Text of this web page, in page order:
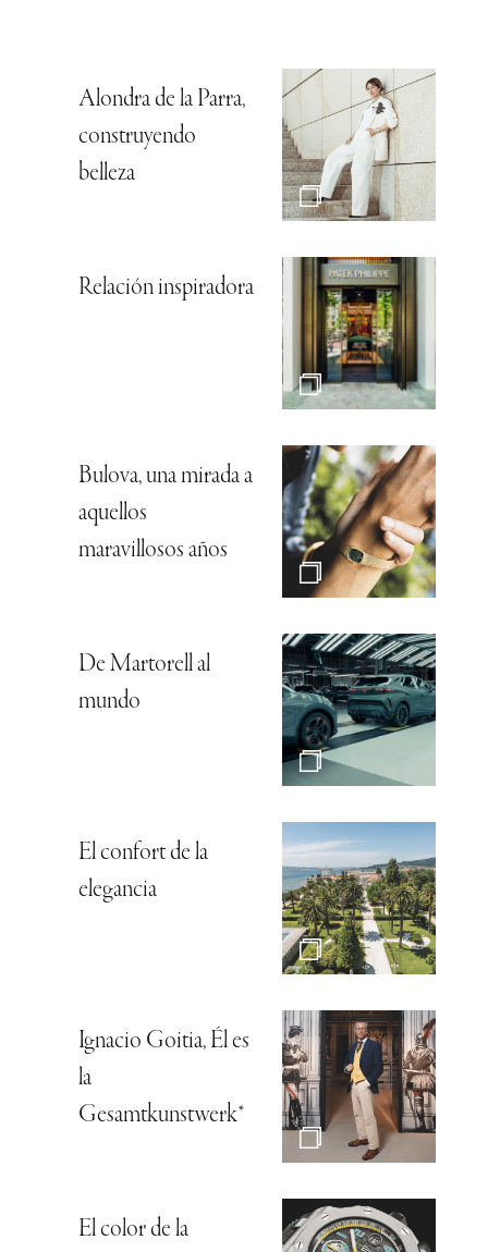
Alondra de la Parra,
construyendo
belleza
Relación inspiradora
Bulova, una mirada a
aquellos
maravillosos años
De Martorell al
mundo
El confort de la
elegancia
Ignacio Goitia, Él es
la
Gesamtkunstwerk*
El color de la